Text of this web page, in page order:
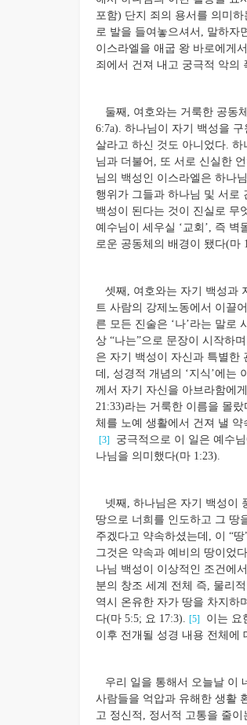
포함) 단지 죄의 용서를 의미
로 발을 들여놓으셔서, 말하자
이스라엘을 애굽 왕 바로에게
죄에서 건져 내고 궁극적 악의
둘째, 여호와는 거룩한 공동
6:7a). 하나님이 자기 백성을
살라고 하신 것도 아니었다.
님과 더불어, 또 서로 신실한
님의 백성인 이스라엘은 하나
행위가 그들과 하나님 및 서로
백성이 된다는 것이 진실로 무
예수님이 세우실 ‘교회’, 즉
로운 공동체의 배경이 됐다(마
셋째, 여호와는 자기 백성과
트 사람의 강제노동에서 이끌
른 모든 진술은 ‘나’라는 말로
상 “나는”으로 문장이 시작하
은 자기 백성이 자신과 특별한
데, 성경적 개념의 ‘지식’에는
께서 자기 자신을 아브라함에
21:33)라는 거룩한 이름을 몰
체를 노예 생활에서 건져 낼
[3]
궁극적으로 이 일은 예수
나님을 의미했다(마 1:23).
넷째, 하나님은 자기 백성이
땅으로 너희를 인도하고 그 땅
주겠다고 약속하셨는데, 이 “
그것은 약속과 예비의 땅이었
나님 백성이 이상적인 조건에
분의 창조 세계 전체 즉, 물리
역시 온유한 자가 땅을 차지하
다(마 5:5; 요 17:3). [5]
이는 요
이후 전개될 성경 내용 전체에
우리 일을 통해서 오늘날 이
사람들을 억압과 유해한 생활
고 정신적, 정서적 고통을 줄